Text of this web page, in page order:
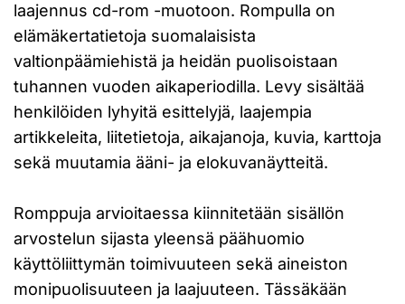
laajennus cd-rom -muotoon. Rompulla on
elämäkertatietoja suomalaisista
valtionpäämiehistä ja heidän puolisoistaan
tuhannen vuoden aikaperiodilla. Levy sisältää
henkilöiden lyhyitä esittelyjä, laajempia
artikkeleita, liitetietoja, aikajanoja, kuvia, karttoja
sekä muutamia ääni- ja elokuvanäytteitä.
Romppuja arvioitaessa kiinnitetään sisällön
arvostelun sijasta yleensä päähuomio
käyttöliittymän toimivuuteen sekä aineiston
monipuolisuuteen ja laajuuteen. Tässäkään